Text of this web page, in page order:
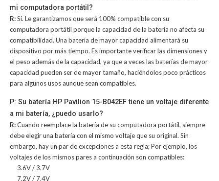
mi computadora portátil?
R:Sí. Le garantizamos que será 100% compatible con su
computadora portátil porque la capacidad de la batería no afecta su
compatibilidad. Una batería de mayor capacidad alimentará su
dispositivo por más tiempo. Es importante verificar las dimensiones y
el peso además de la capacidad, ya que a veces las baterías de mayor
capacidad pueden ser de mayor tamaño, haciéndolos poco prácticos
para algunos usos aunque sean compatibles.
P: Su batería HP Pavilion 15-B042EF tiene un voltaje diferente
a mi batería, ¿puedo usarlo?
R:Cuando reemplace la batería de su computadora portátil, siempre
debe elegir una batería con el mismo voltaje que su original. Sin
embargo, hay un par de excepciones a esta regla; Por ejemplo, los
voltajes de los mismos pares a continuación son compatibles:
3.6V / 3.7V
7.2V / 7.4V